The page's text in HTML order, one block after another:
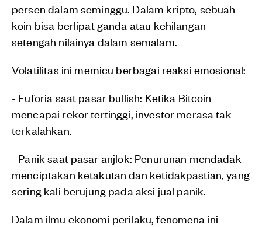
persen dalam seminggu. Dalam kripto, sebuah
koin bisa berlipat ganda atau kehilangan
setengah nilainya dalam semalam.
Volatilitas ini memicu berbagai reaksi emosional:
- Euforia saat pasar bullish: Ketika Bitcoin
mencapai rekor tertinggi, investor merasa tak
terkalahkan.
- Panik saat pasar anjlok: Penurunan mendadak
menciptakan ketakutan dan ketidakpastian, yang
sering kali berujung pada aksi jual panik.
Dalam ilmu ekonomi perilaku, fenomena ini